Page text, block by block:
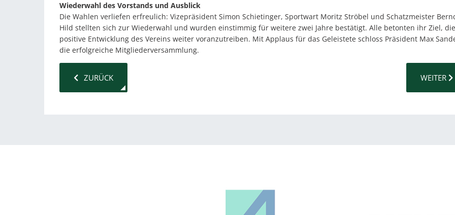
Wiederwahl des Vorstands und Ausblick
Die Wahlen verliefen erfreulich: Vizepräsident Simon Schietinger, Sportwart Moritz Ströbel und Schatzmeister
Hild stellten sich zur Wiederwahl und wurden einstimmig für weitere zwei Jahre bestätigt. Alle betonten ihr Ziel, die
positive Entwicklung des Vereins weiter voranzutreiben. Mit Applaus für das Geleistete schloss Präsident Max
die erfolgreiche Mitgliederversammlung.
VORHERIGER BEITRAG: MIT GROSSEN AMBITIONEN IN DIE NEUE RUNDE
ZURÜCK WEITER